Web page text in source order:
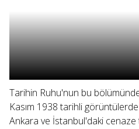
Tarihin Ruhu'nun bu
Kasım 1938 tarihli
Ankara ve İstanbul'daki